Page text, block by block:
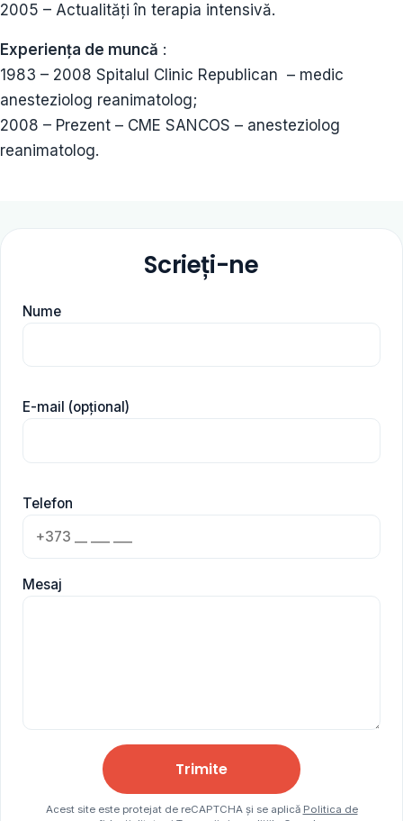
2005 – Actualități în terapia intensivă.
Experiența de muncă :
1983 – 2008 Spitalul Clinic Republican – medic
anesteziolog reanimatolog;
2008 – Prezent – CME SANCOS – anesteziolog
reanimatolog.
Scrieți-ne
Nume
E-mail (opțional)
Telefon
Mesaj
Trimite
Acest site este protejat de reCAPTCHA și se aplică Politica de